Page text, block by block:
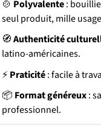
🍲 Polyvalente:
seul produit, mille
🧭 Authenticité
latino-américaines.
⚡ Praticité: facile à
📦 Format généreux:
professionnel.